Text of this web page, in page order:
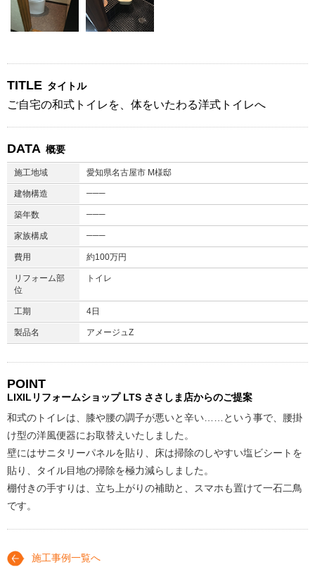
TITLE タイトル
ご自宅の和式トイレを、体をいたわる洋式トイレへ
DATA 概要
施工地域 愛知県名古屋市 M様邸
建物構造 ───
築年数 ───
家族構成 ───
費用 約100万円
リフォーム部
位
トイレ
工期 4日
製品名 アメージュZ
POINT
LIXILリフォームショップ LTS ささしま店からのご提案
和式のトイレは、膝や腰の調子が悪いと辛い……という事で、腰掛
け型の洋風便器にお取替えいたしました。
壁にはサニタリーパネルを貼り、床は掃除のしやすい塩ビシートを
貼り、タイル目地の掃除を極力減らしました。
棚付きの手すりは、立ち上がりの補助と、スマホも置けて一石二鳥
です。
施工事例一覧へ